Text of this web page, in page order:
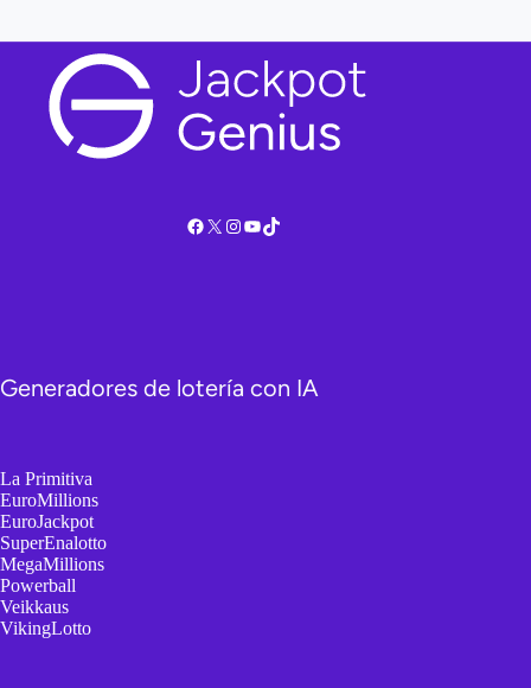
Facebook
X Instagram
YouTube
TikTok
Generadores de lotería con IA
La Primitiva
EuroMillions
EuroJackpot
SuperEnalotto
MegaMillions
Powerball
Veikkaus
VikingLotto